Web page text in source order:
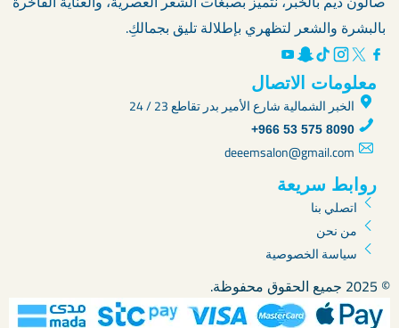
بالبشرة والشعر لتظهري بإطلالة تليق بجمالكِ.
معلومات الاتصال
الخبر الشمالية شارع الأمير بدر تقاطع 23 / 24
+966 53 575 8090
deeemsalon@gmail.com
روابط سريعة
اتصلي بنا
من نحن
سياسة الخصوصية
© 2025 جميع الحقوق محفوظة.